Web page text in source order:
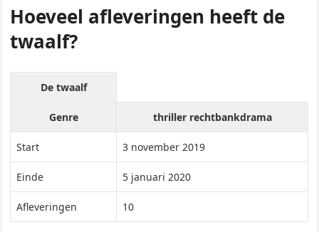
Hoeveel afleveringen heeft de
twaalf?
De twaalf
Genre thriller rechtbankdrama
Start 3 november 2019
Einde 5 januari 2020
Afleveringen 10